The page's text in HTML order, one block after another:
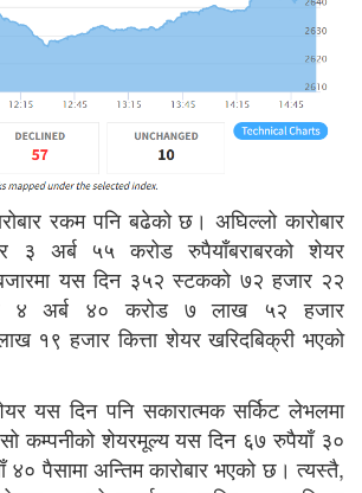
रकम पनि बढेको छ। अघिल्लो कारोबार
३ अर्ब ५५ करोड रुपैयाँबराबरको शेयर
यस दिन ३५२ स्टकको ७२ हजार २२
४ अर्ब ४० करोड ७ लाख ५२ हजार
१९ हजार कित्ता शेयर खरिदबिक्री भएको
यस दिन पनि सकारात्मक सर्किट लेभलमा
कम्पनीको शेयरमूल्य यस दिन ६७ रुपैयाँ ३०
पैसामा अन्तिम कारोबार भएको छ। त्यस्तै,